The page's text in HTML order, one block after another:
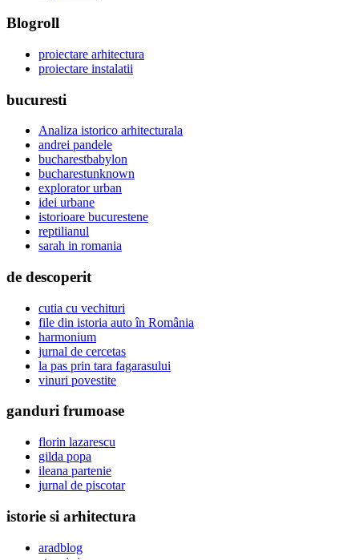
Blogroll
proiectare arhitectura
proiectare instalatii
bucuresti
Analiza istorico arhitecturala
andrei pandele
bucharestbabylon
bucharestunknown
explorator urban
idei urbane
istorioare bucurestene
reptilianul
sarah in romania
de descoperit
cutia cu vechituri
file din istoria auto în România
harmonium
jurnal de cercetas
la pas prin tara fagarasului
vinuri povestite
ganduri frumoase
florin lazarescu
gilda popa
ileana partenie
jurnal de piscotar
istorie si arhitectura
aradblog